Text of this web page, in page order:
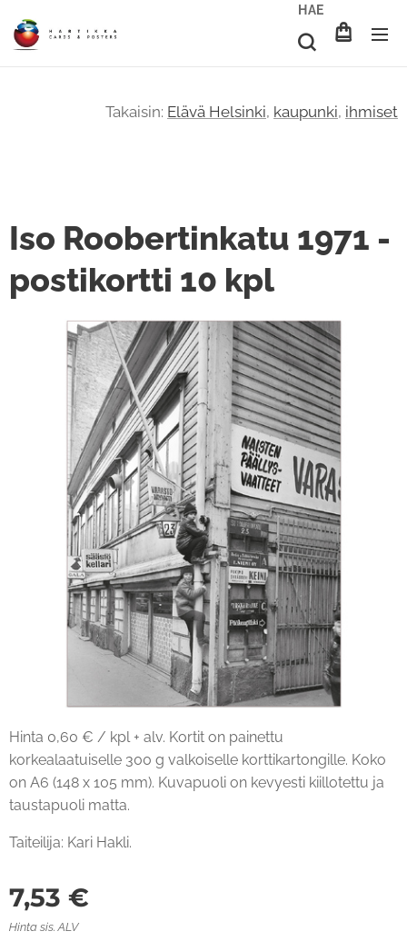
HAE
Takaisin: Elävä Helsinki, kaupunki, ihmiset
Iso Roobertinkatu 1971 -
postikortti 10 kpl
Hinta 0,60 € / kpl + alv. Kortit on painettu
korkealaatuiselle 300 g valkoiselle korttikartongille. Koko
on A6 (148 x 105 mm). Kuvapuoli on kevyesti kiillotettu ja
taustapuoli matta.
Taiteilija: Kari Hakli.
7,53 €
Hinta sis. ALV